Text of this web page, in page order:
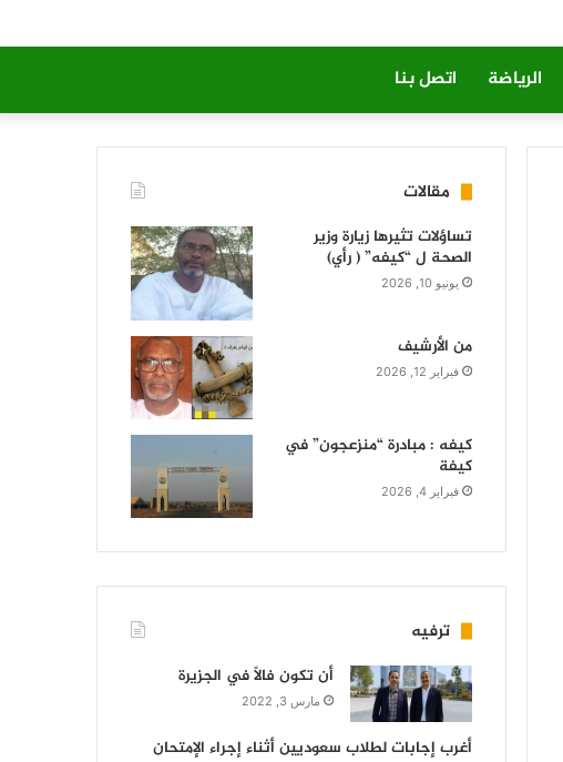
الرياضة اتصل بنا
مقالات
تساؤلات تثيرها زيارة وزير
الصحة ل “كيفه” ( رأي)
يونيو 10, 2026
من الأرشيف
فبراير 12, 2026
كيفه : مبادرة “منزعجون” في
كيفة
فبراير 4, 2026
ترفيه
أن تكون فالاً في الجزيرة
مارس 3, 2022
أغرب إجابات لطلاب سعوديين أثناء إجراء الإمتحان